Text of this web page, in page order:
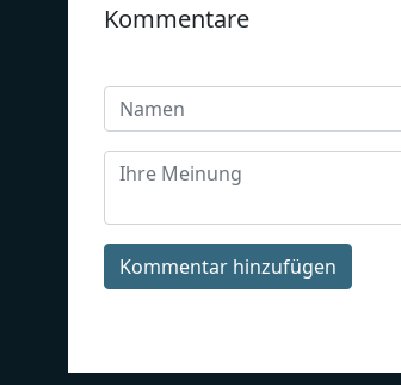
Kommentare
Kommentar hinzufügen